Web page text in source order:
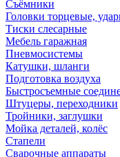
Съёмники
Головки торцевые,
Тиски слесарные
Мебель гаражная
Пневмосистемы
Катушки, шланги
Подготовка воздуха
Быстросъемные
Штуцеры, переходники
Тройники, заглушки
Мойка деталей, колёс
Стапели
Сварочные аппараты